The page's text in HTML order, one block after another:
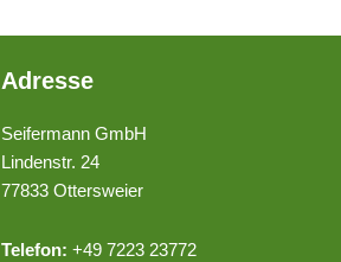
Adresse
Seifermann GmbH
Lindenstr. 24
77833 Ottersweier
Telefon: +49 7223 23772